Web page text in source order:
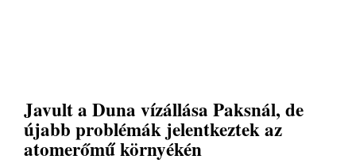
Javult a Duna vízállása Paksnál, de
újabb problémák jelentkeztek az
atomerőmű környékén